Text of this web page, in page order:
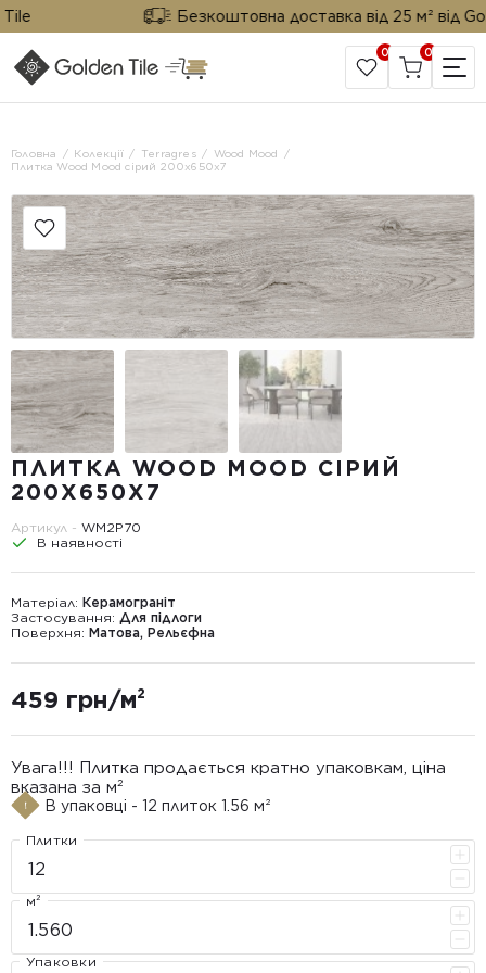
Безкоштовна доставка від 25 м² від
САЙТ КОМПАНІЇ
0 0
Головна Колекції Terragres
Wood Mood
Плитка Wood Mood сірий 200x650x7
ПЛИТКА WOOD MOOD СІРИЙ
200X650X7
Артикул - WM2P70
В наявності
Матеріал: Керамограніт
Застосування: Для підлоги
Поверхня: Матова, Рельєфна
459 грн/м²
Увага!!! Плитка продається кратно упаковкам, ціна
вказана за м²
В упаковці - 12 плиток 1.56 м²
Плитки
м²
Упаковки